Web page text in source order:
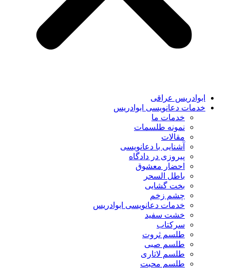
ابوادریس عراقی
خدمات دعانویسی ابوادریس
خدمات ما
نمونه طلسمات
مقالات
آشنایی با دعانویسی
پیروزی در دادگاه
احضار معشوق
باطل السحر
بخت گشایی
چشم زخم
خدمات دعانویسی ابوادریس
خشت سفید
سرکتاب
طلسم ثروت
طلسم صبی
طلسم لاتاری
طلسم محبت